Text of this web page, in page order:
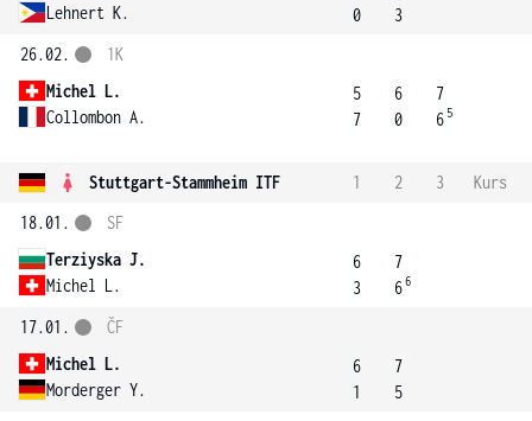
Lehnert K.
0
3
26.02.
Michel L.
Collombon A.
1K
5
7
6
0
7
6 5
Stuttgart-Stammheim ITF 1 2 3
Kurs
18.01.
Terziyska J.
Michel L.
SF
6
3
7
66
17.01.
Michel L.
Morderger Y.
ČF
6
1
7
5